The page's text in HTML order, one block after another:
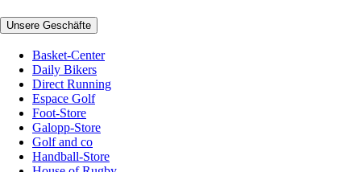
Unsere Geschäfte
Basket-Center
Daily Bikers
Direct Running
Espace Golf
Foot-Store
Galopp-Store
Golf and co
Handball-Store